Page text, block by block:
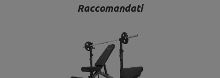
Raccomandati